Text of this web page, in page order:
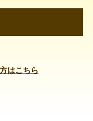
はこちら